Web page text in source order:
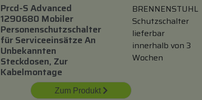
Prcd-S Advanced
1290680 Mobiler
Personenschutzschalter
fürServiceeinsätze An
Unbekannten
Steckdosen, Zur
Kabelmontage
BRENNENSTUHL
Schutzschalter
lieferbar
innerhalb von 3
Wochen
Zum Produkt